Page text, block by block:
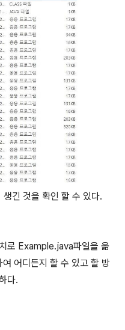
긴 것을 확인 할 수 있다.
로 Example.java파일을 옮
어디든지 할 수 있고 할 방
다.